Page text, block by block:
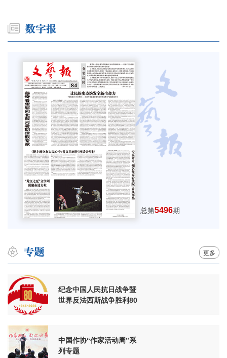
总第5496期
更多
纪念中国人民抗日战争暨
世界反法西斯战争胜利80
中国作协“作家活动周”系
列专题